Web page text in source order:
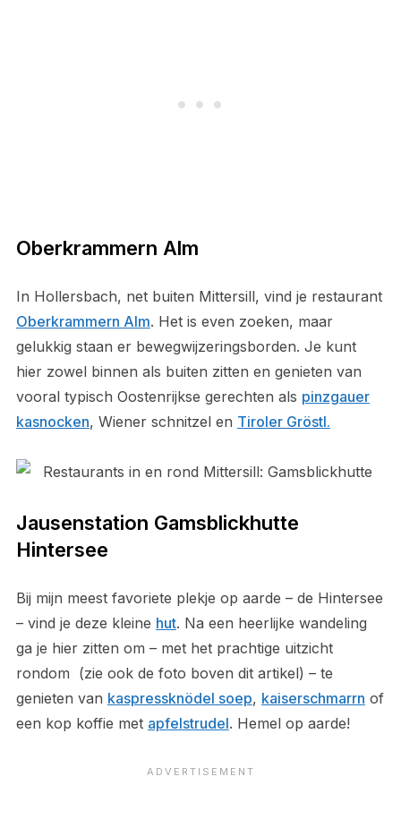
Oberkrammern Alm
In Hollersbach, net buiten Mittersill, vind je restaurant
Oberkrammern Alm. Het is even zoeken, maar
gelukkig staan er bewegwijzeringsborden. Je kunt
hier zowel binnen als buiten zitten en genieten van
vooral typisch Oostenrijkse gerechten als pinzgauer
kasnocken, Wiener schnitzel en Tiroler Gröstl.
Jausenstation Gamsblickhutte
Hintersee
Bij mijn meest favoriete plekje op aarde – de Hintersee
– vind je deze kleine hut. Na een heerlijke wandeling
ga je hier zitten om – met het prachtige uitzicht
rondom (zie ook de foto boven dit artikel) – te
genieten van kaspressknödel soep, kaiserschmarrn of
een kop koffie met apfelstrudel. Hemel op aarde!